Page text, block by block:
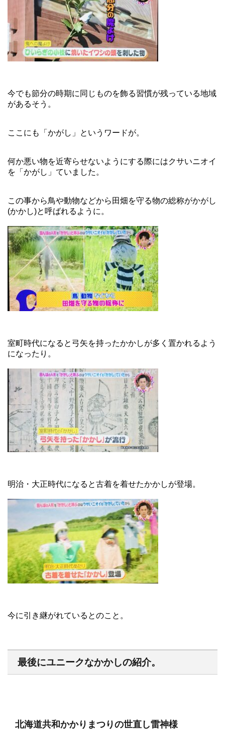
今でも節分の時期に同じものを飾る習慣が残っている地域
があるそう。
ここにも「かがし」というワードが。
何か悪い物を近寄らせないようにする際にはクサいニオイ
を「かがし」ていました。
この事から鳥や動物などから田畑を守る物の総称がかがし
(かかし)と呼ばれるように。
室町時代になると弓矢を持ったかかしが多く置かれるよう
になったり。
明治・大正時代になると古着を着せたかかしが登場。
今に引き継がれているとのこと。
最後にユニークなかかしの紹介。
北海道共和かかりまつりの世直し雷神様